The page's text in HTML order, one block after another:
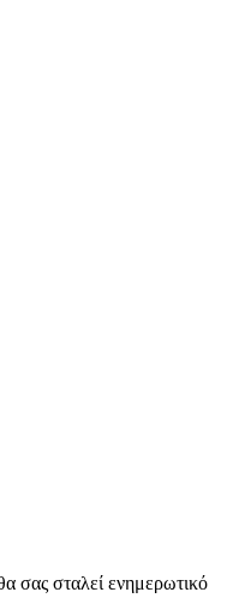
σας σταλεί ενημερωτικό